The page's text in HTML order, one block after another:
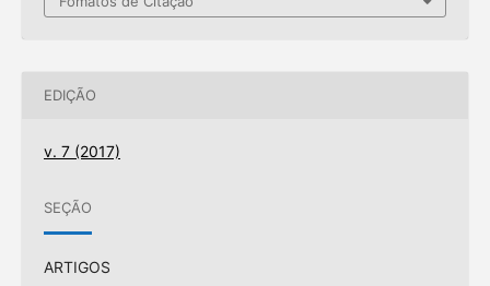
EDIÇÃO
v. 7 (2017)
SEÇÃO
ARTIGOS